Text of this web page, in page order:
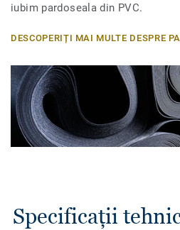
iubim pardoseala din PVC.
DESCOPERIȚI MAI MULTE DESPRE
Specificații